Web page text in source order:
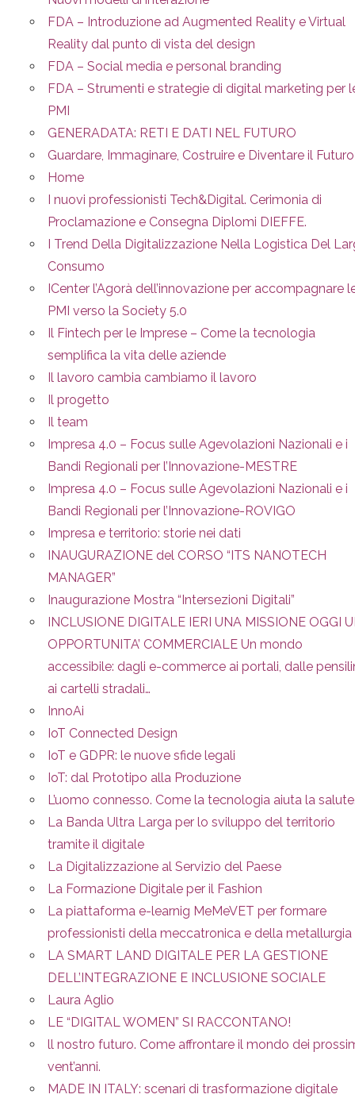
FDA – Introduzione ad Augmented Reality e Virtual
Reality dal punto di vista del design
FDA – Social media e personal branding
FDA – Strumenti e strategie di digital marketing per
PMI
GENERADATA: RETI E DATI NEL FUTURO
Guardare, Immaginare, Costruire e Diventare il Futuro
Home
I nuovi professionisti Tech&Digital. Cerimonia di
Proclamazione e Consegna Diplomi DIEFFE.
I Trend Della Digitalizzazione Nella Logistica Del
Consumo
ICenter l’Agorà dell’innovazione per accompagnare
PMI verso la Society 5.0
Il Fintech per le Imprese – Come la tecnologia
semplifica la vita delle aziende
Il lavoro cambia cambiamo il lavoro
Il progetto
Il team
Impresa 4.0 – Focus sulle Agevolazioni Nazionali e i
Bandi Regionali per l’Innovazione-MESTRE
Impresa 4.0 – Focus sulle Agevolazioni Nazionali e i
Bandi Regionali per l’Innovazione-ROVIGO
Impresa e territorio: storie nei dati
INAUGURAZIONE del CORSO “ITS NANOTECH
MANAGER”
Inaugurazione Mostra “Intersezioni Digitali”
INCLUSIONE DIGITALE IERI UNA MISSIONE OGGI
OPPORTUNITA’ COMMERCIALE Un mondo
accessibile: dagli e-commerce ai portali, dalle
ai cartelli stradali…
InnoAi
IoT Connected Design
IoT e GDPR: le nuove sfide legali
IoT: dal Prototipo alla Produzione
L’uomo connesso. Come la tecnologia aiuta la
La Banda Ultra Larga per lo sviluppo del territorio
tramite il digitale
La Digitalizzazione al Servizio del Paese
La Formazione Digitale per il Fashion
La piattaforma e-learnig MeMeVET per formare
professionisti della meccatronica e della metallurgia
LA SMART LAND DIGITALE PER LA GESTIONE
DELL’INTEGRAZIONE E INCLUSIONE SOCIALE
Laura Aglio
LE “DIGITAL WOMEN” SI RACCONTANO!
ll nostro futuro. Come affrontare il mondo dei
vent’anni.
MADE IN ITALY: scenari di trasformazione digitale